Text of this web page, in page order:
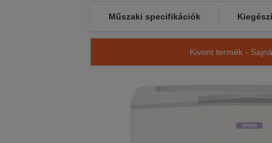
Műszaki specifikációk
Kivont termék -